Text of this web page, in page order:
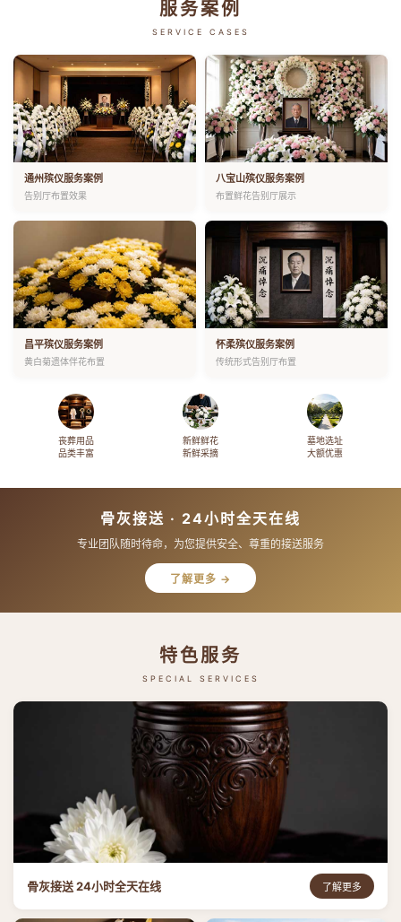
服务案例
SERVICE CASES
通州殡仪服务案例
告别厅布置效果
八宝山殡仪服务案例
布置鲜花告别厅展示
昌平殡仪服务案例
黄白菊遗体伴花布置
怀柔殡仪服务案例
传统形式告别厅布置
丧葬用品
品类丰富
新鲜鲜花
新鲜采摘
墓地选址
大额优惠
骨灰接送 · 24小时全天在线
专业团队随时待命，为您提供安全、尊重的接送服务
了解更多 →
特色服务
SPECIAL SERVICES
骨灰接送 24小时全天在线 了解更多